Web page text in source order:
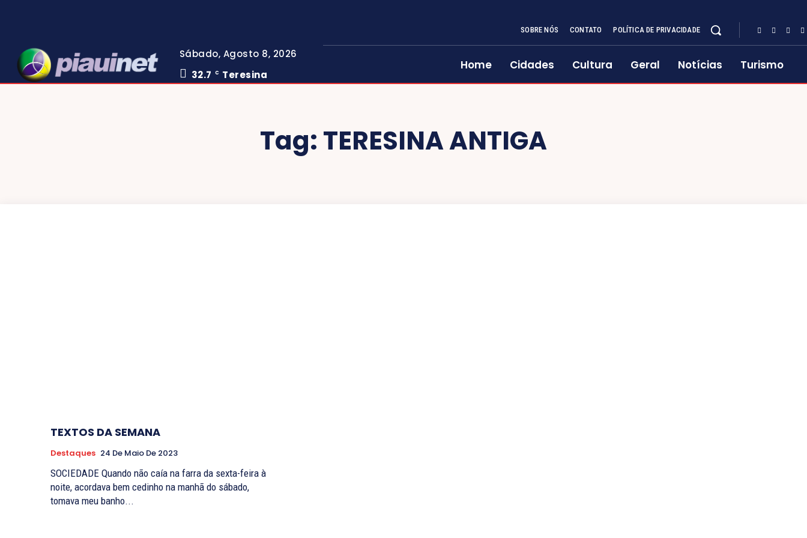
Sábado, Agosto 8, 2026
32.7
C Teresina
SOBRE NÓS CONTATO POLÍTICA DE PRIVACIDADE
Home Cidades Cultura Geral Notícias Turismo
Tag: TERESINA ANTIGA
TEXTOS DA SEMANA
Destaques 24 De Maio De 2023
SOCIEDADE Quando não caía na farra da sexta-feira à
noite, acordava bem cedinho na manhã do sábado,
tomava meu banho...